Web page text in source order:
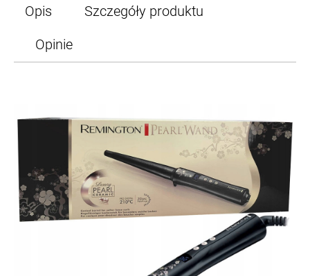
Opis
Szczegóły produktu
Opinie